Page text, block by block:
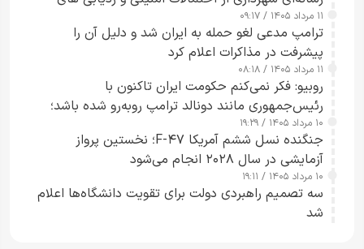
جاسوسی گفت
۱۱ مرداد ۱۴۰۵ / ۰۹:۱۷
ترامپ مدعی لغو حمله به ایران شد و دلیل آن را
پیشرفت در مذاکرات اعلام کرد
۱۱ مرداد ۱۴۰۵ / ۰۸:۱۸
روبیو: فکر نمی‌کنم حکومت ایران تاکنون با
رئیس‌جمهوری مانند دونالد ترامپ روبه‌رو شده باشد؛
کسی که واقعاً دست به اقدام می‌زند
۱۰ مرداد ۱۴۰۵ / ۱۹:۲۹
جنگنده نسل ششم آمریکا F-۴۷؛ نخستین پرواز
آزمایشی در سال ۲۰۲۸ انجام می‌شود
۱۰ مرداد ۱۴۰۵ / ۱۹:۱۱
سه تصمیم راهبردی دولت برای تقویت دانشگاه‌ها اعلام
شد